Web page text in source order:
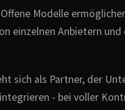
Offene Modelle
einzelnen Anbietern
sich als Partner, der
- bei voller